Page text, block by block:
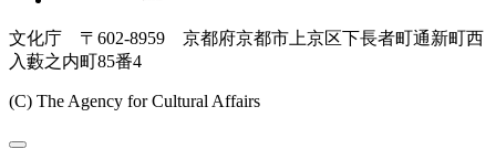
文化庁 〒602-8959 京都府京都市上京区下長者町通新町西
入藪之内町85番4
(C) The Agency for Cultural Affairs